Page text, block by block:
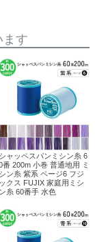
ます
シャッペスパンミシン糸 6
番 200m 小巻 普通地用 ミ
シン糸 紫系 ページ6 フジ
ックス FUJIX 家庭用ミシ
ン糸 60番手 水色